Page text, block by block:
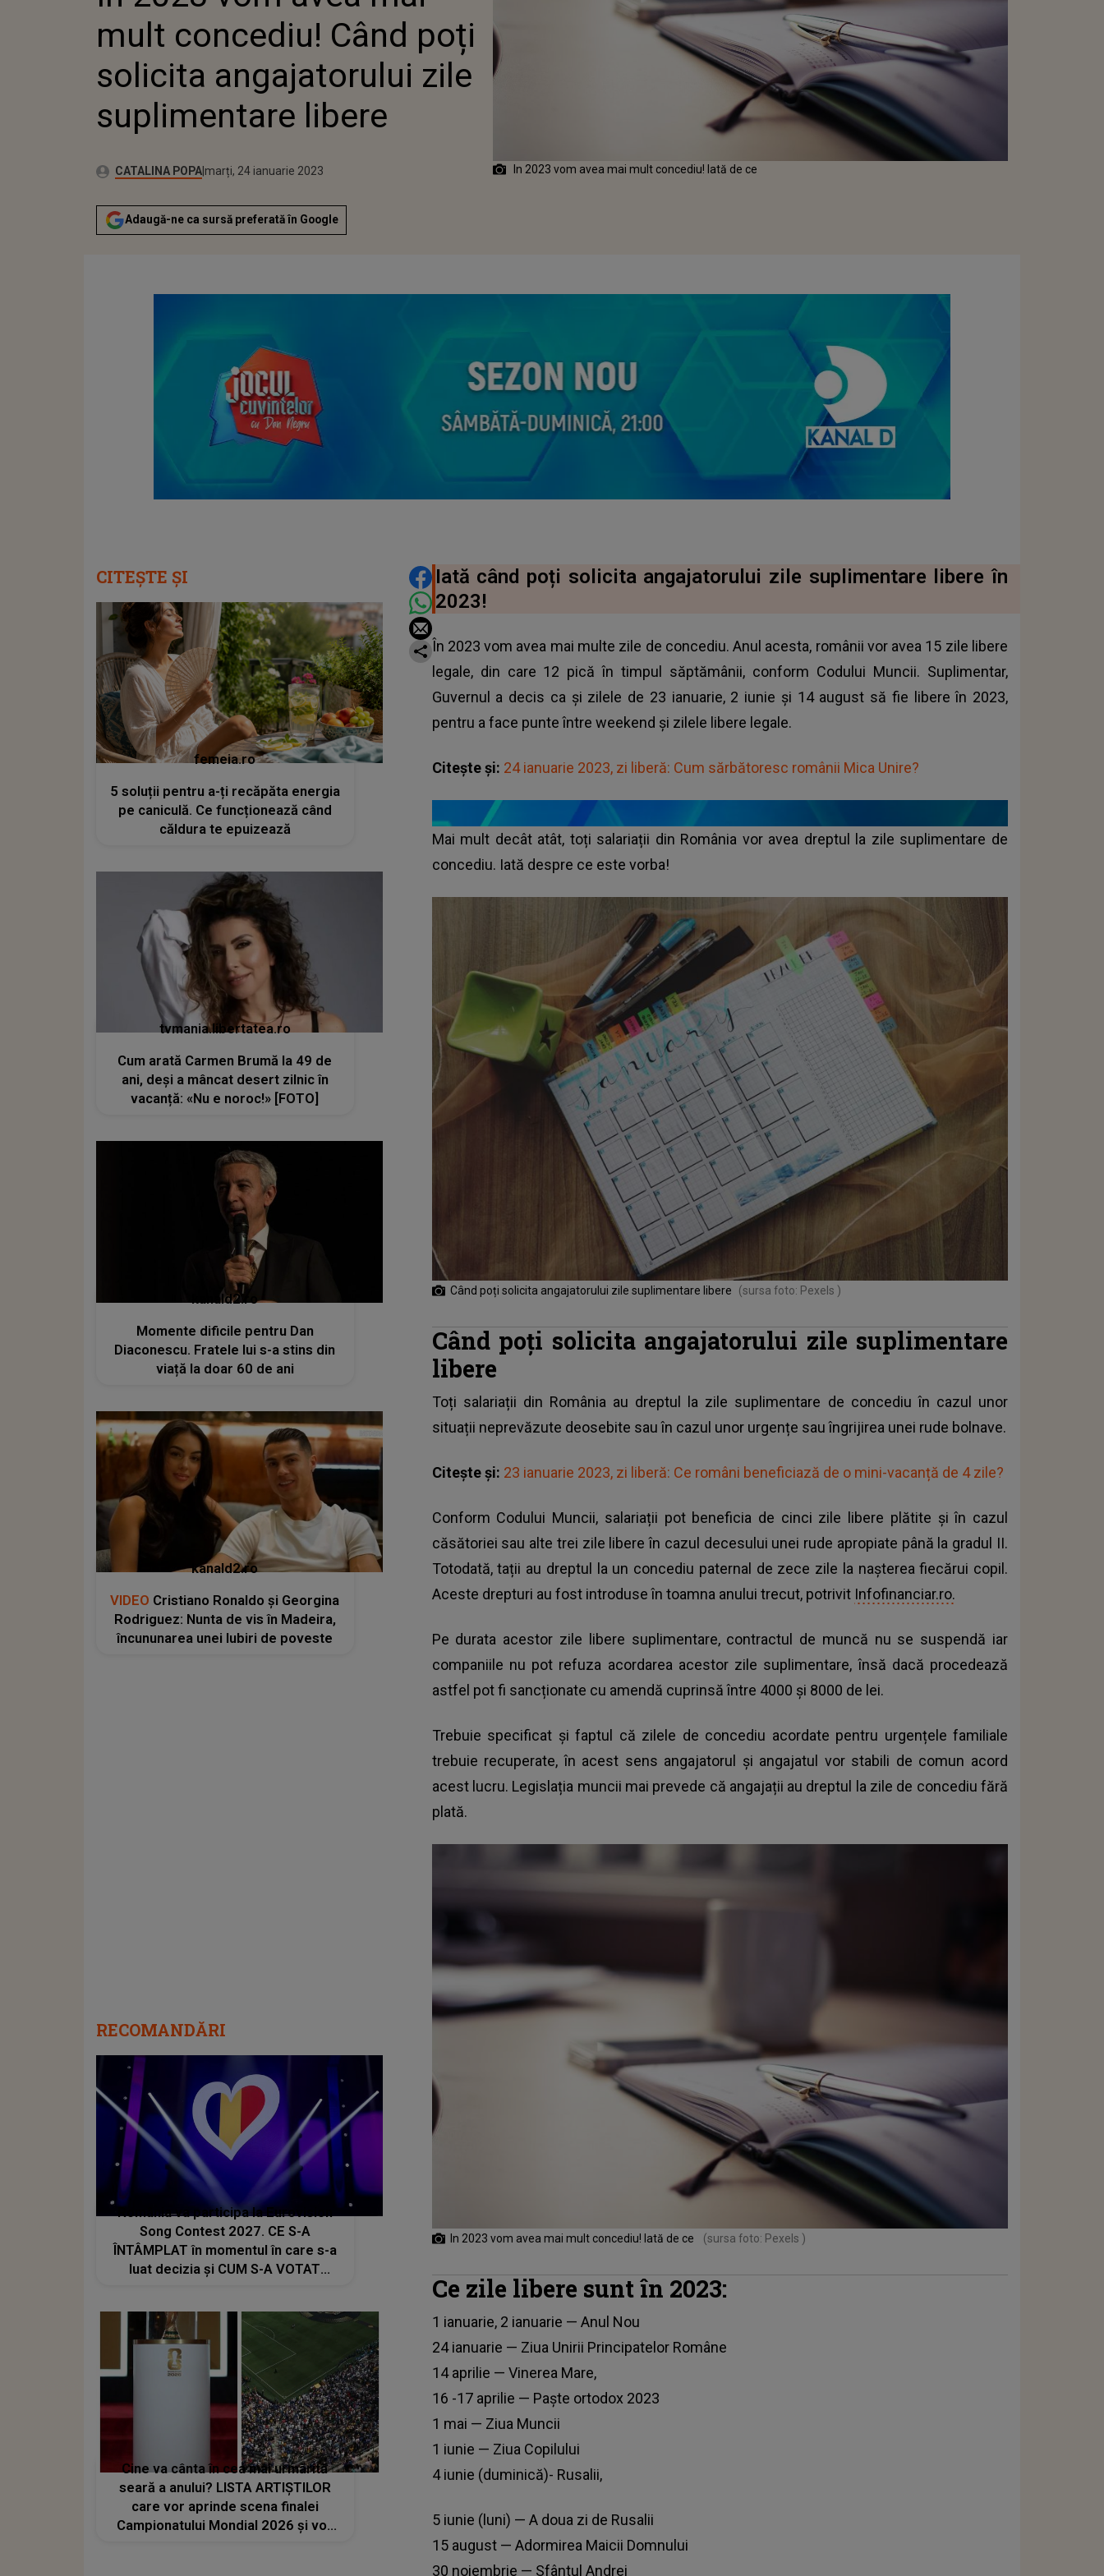
mult concediu! Când poți
solicita angajatorului zile
suplimentare libere
Autor:CATALINA POPA Publicat:
marți, 24 ianuarie 2023
Adaugă-ne ca sursă preferată în Google
In 2023 vom avea mai mult concediu! Iată de ce
DISTRIBUIE ARTICOLUL
Iată când poți solicita angajatorului zile suplimentare libere în
2023!
În 2023 vom avea mai multe zile de concediu. Anul acesta, românii vor avea 15 zile libere
legale, din care 12 pică în timpul săptămânii, conform Codului Muncii. Suplimentar,
Guvernul a decis ca și zilele de 23 ianuarie, 2 iunie și 14 august să fie libere în 2023,
pentru a face punte între weekend și zilele libere legale.
Citește și: 24 ianuarie 2023, zi liberă: Cum sărbătoresc românii Mica Unire?
Mai mult decât atât, toți salariații din România vor avea dreptul la zile suplimentare de
concediu. Iată despre ce este vorba!
Când poți solicita angajatorului zile suplimentare libere (sursa foto: Pexels )
Când poți solicita angajatorului zile suplimentare
libere
Toți salariații din România au dreptul la zile suplimentare de concediu în cazul unor
situații neprevăzute deosebite sau în cazul unor urgențe sau îngrijirea unei rude bolnave.
Citește și: 23 ianuarie 2023, zi liberă: Ce români beneficiază de o mini-vacanță de 4 zile?
Conform Codului Muncii, salariații pot beneficia de cinci zile libere plătite și în cazul
căsătoriei sau alte trei zile libere în cazul decesului unei rude apropiate până la gradul II.
Totodată, tații au dreptul la un concediu paternal de zece zile la nașterea fiecărui copil.
Aceste drepturi au fost introduse în toamna anului trecut, potrivit Infofinanciar.ro.
Pe durata acestor zile libere suplimentare, contractul de muncă nu se suspendă iar
companiile nu pot refuza acordarea acestor zile suplimentare, însă dacă procedează
astfel pot fi sancționate cu amendă cuprinsă între 4000 și 8000 de lei.
Trebuie specificat și faptul că zilele de concediu acordate pentru urgențele familiale
trebuie recuperate, în acest sens angajatorul și angajatul vor stabili de comun acord
acest lucru. Legislația muncii mai prevede că angajații au dreptul la zile de concediu fără
plată.
In 2023 vom avea mai mult concediu! Iată de ce (sursa foto: Pexels )
Ce zile libere sunt în 2023:
1 ianuarie, 2 ianuarie — Anul Nou
24 ianuarie — Ziua Unirii Principatelor Române
14 aprilie — Vinerea Mare,
16 -17 aprilie — Paște ortodox 2023
1 mai — Ziua Muncii
1 iunie — Ziua Copilului
4 iunie (duminică)- Rusalii,
5 iunie (luni) — A doua zi de Rusalii
15 august — Adormirea Maicii Domnului
30 noiembrie — Sfântul Andrei
CITEȘTE ȘI
femeia.ro
5 soluții pentru a-ți recăpăta energia
pe caniculă. Ce funcționează când
căldura te epuizează
tvmania.libertatea.ro
Cum arată Carmen Brumă la 49 de
ani, deși a mâncat desert zilnic în
vacanță: «Nu e noroc!» [FOTO]
kanald2.ro
Momente dificile pentru Dan
Diaconescu. Fratele lui s-a stins din
viață la doar 60 de ani
kanald2.ro
VIDEO Cristiano Ronaldo și Georgina
Rodriguez: Nunta de vis în Madeira,
încununarea unei Iubiri de poveste
RECOMANDĂRI
România va participa la Eurovision
Song Contest 2027. CE S-A
ÎNTÂMPLAT în momentul în care s-a
luat decizia și CUM S-A VOTAT
Cine va cânta în cea mai urmărită
seară a anului? LISTA ARTIȘTILOR
care vor aprinde scena finalei
Campionatului Mondial 2026 și vor